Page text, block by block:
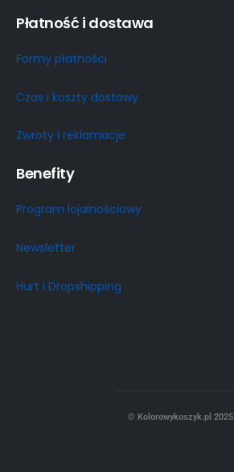
Płatność i dostawa
Formy płatności
Czas i koszty dostawy
Zwroty i reklamacje
Benefity
Program lojalnościowy
Newsletter
Hurt i Dropshipping
© Kolorowykoszyk.pl 2025